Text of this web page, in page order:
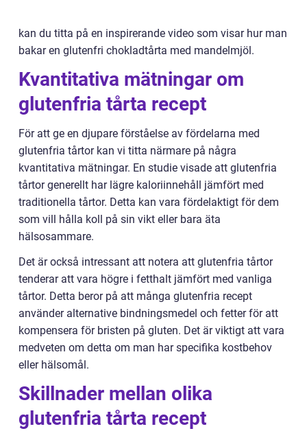
kan du titta på en inspirerande video som visar hur man
bakar en glutenfri chokladtårta med mandelmjöl.
Kvantitativa mätningar om
glutenfria tårta recept
För att ge en djupare förståelse av fördelarna med
glutenfria tårtor kan vi titta närmare på några
kvantitativa mätningar. En studie visade att glutenfria
tårtor generellt har lägre kaloriinnehåll jämfört med
traditionella tårtor. Detta kan vara fördelaktigt för dem
som vill hålla koll på sin vikt eller bara äta
hälsosammare.
Det är också intressant att notera att glutenfria tårtor
tenderar att vara högre i fetthalt jämfört med vanliga
tårtor. Detta beror på att många glutenfria recept
använder alternative bindningsmedel och fetter för att
kompensera för bristen på gluten. Det är viktigt att vara
medveten om detta om man har specifika kostbehov
eller hälsomål.
Skillnader mellan olika
glutenfria tårta recept